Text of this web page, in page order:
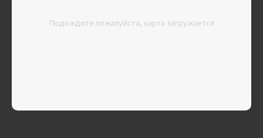
Подождите пожалуйста, карта загружается